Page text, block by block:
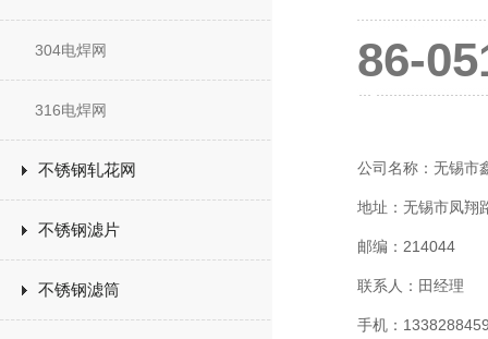
304电焊网
316电焊网
不锈钢轧花网
不锈钢滤片
不锈钢滤筒
86-
公司名称：无锡市
地址：无锡市凤翔
邮编：214044
联系人：田经理
手机：